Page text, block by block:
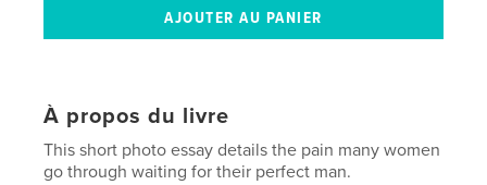
À propos du livre
This short photo essay details the pain many women
go through waiting for their perfect man.